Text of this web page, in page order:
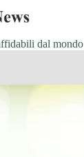
dal mondo